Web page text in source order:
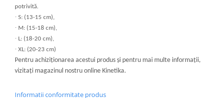
potrivită.
· S: (13-15 cm),
· M: (15-18 cm),
· L: (18-20 cm),
· XL: (20-23 cm)
Pentru achiziționarea acestui produs și pentru mai multe informații,
vizitați magazinul nostru online Kinetika.
Informatii conformitate produs